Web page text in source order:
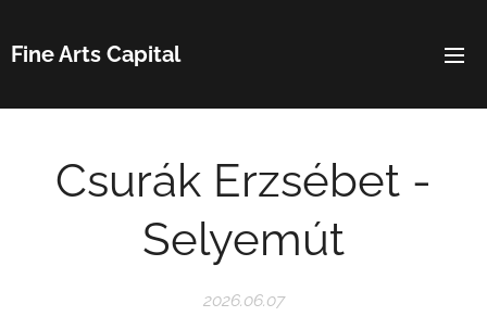
Fine Arts Capital
Csurák Erzsébet -
Selyemút
2026.06.07